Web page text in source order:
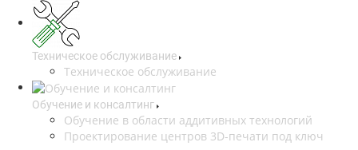
Техническое обслуживание
Техническое обслуживание
Обучение и консалтинг
Обучение в области аддитивных технологий
Проектирование центров 3D-печати под ключ